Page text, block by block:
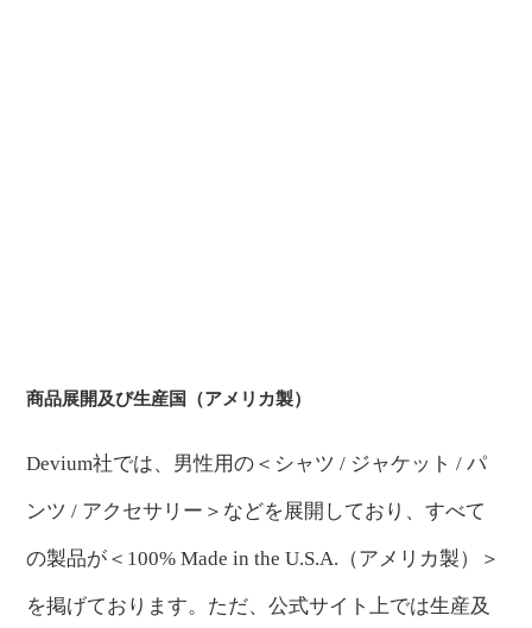
商品展開及び生産国（アメリカ製）
Devium社では、男性用の＜シャツ / ジャケット / パ
ンツ / アクセサリー＞などを展開しており、すべて
の製品が＜100% Made in the U.S.A.（アメリカ製）＞
を掲げております。ただ、公式サイト上では生産及